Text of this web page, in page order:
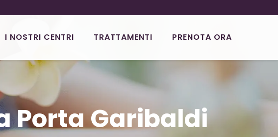
I NOSTRI CENTRI TRATTAMENTI PRENOTA ORA
Porta Garibaldi